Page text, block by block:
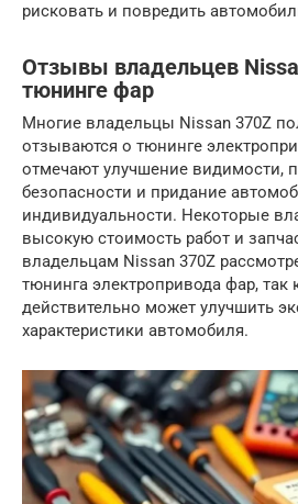
рисковать и повредить
Отзывы владельцев
тюнинге фар
Многие владельцы Nissan 370Z
отзываются о тюнинге
отмечают улучшение видимости,
безопасности и придание
индивидуальности. Некоторые
высокую стоимость работ и
владельцам Nissan 370Z
тюнинга электропривода фар, так
действительно может улучшить
характеристики автомобиля.